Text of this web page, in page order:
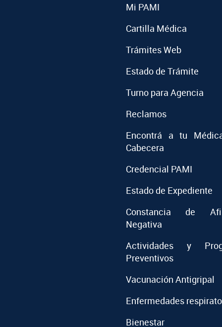
Mi PAMI
Cartilla Médica
Trámites Web
Estado de Trámite
Turno para Agencia
Reclamos
Encontrá a tu
Cabecera
Credencial PAMI
Estado de Expediente
Constancia de
Negativa
Actividades y
Preventivos
Vacunación Antigripal
Enfermedades
Bienestar